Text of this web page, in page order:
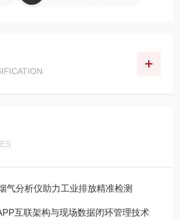
气分析仪助力工业排放精准检测
互联架构与现场数据闭环管理技术